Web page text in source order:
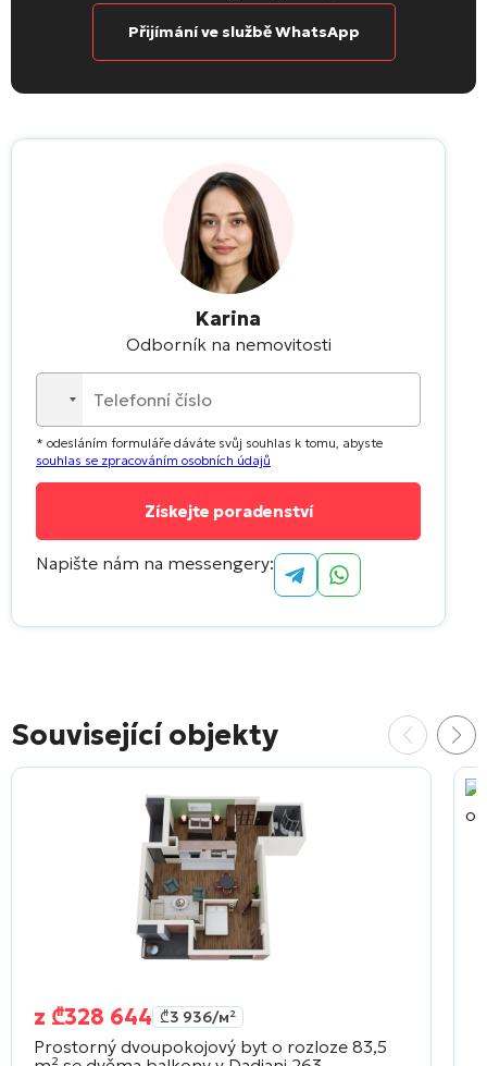
Přijímání ve službě WhatsApp
Karina
Odborník na nemovitosti
No
country
selected
* odesláním formuláře dáváte svůj souhlas k tomu, abyste
souhlas se zpracováním osobních údajů
Napište nám na messengery:
Související objekty
z ₾328 644 ₾3 936/м²
Prostorný dvoupokojový byt o rozloze 83,5